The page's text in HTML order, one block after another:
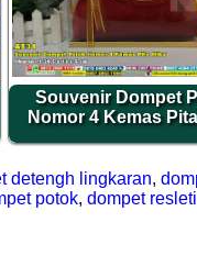
Souvenir Dompet
Nomor 4 Kemas
detengh lingkaran,
potok, dompet